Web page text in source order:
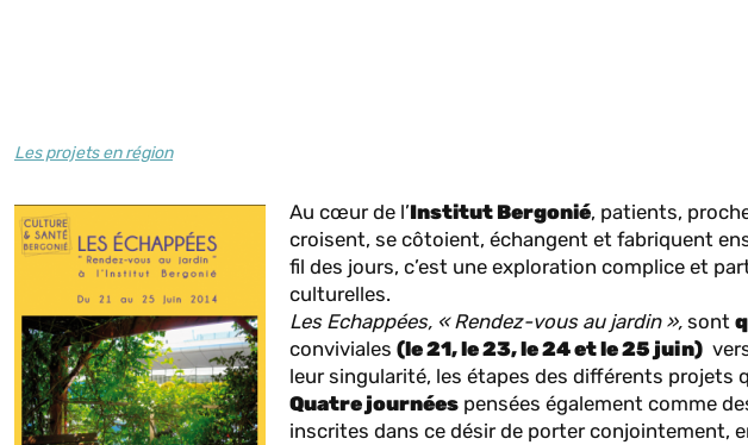
Les projets en région
Au cœur de l’Institut Bergonié, patients,
croisent, se côtoient, échangent et fabriquent
fil des jours, c’est une exploration complice et
culturelles.
Les Echappées, « Rendez-vous au jardin », sont
conviviales (le21, le 23, le 24 et le 25 juin)
leur singularité, les étapes des différents projets
Quatre journées pensées également comme
inscrites dans ce désir de porter conjointement,